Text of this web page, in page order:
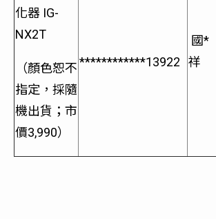
化器 IG-
NX2T
（顏色恕不
指定，採隨
機出貨；市
價3,990）
************13922
國*
祥